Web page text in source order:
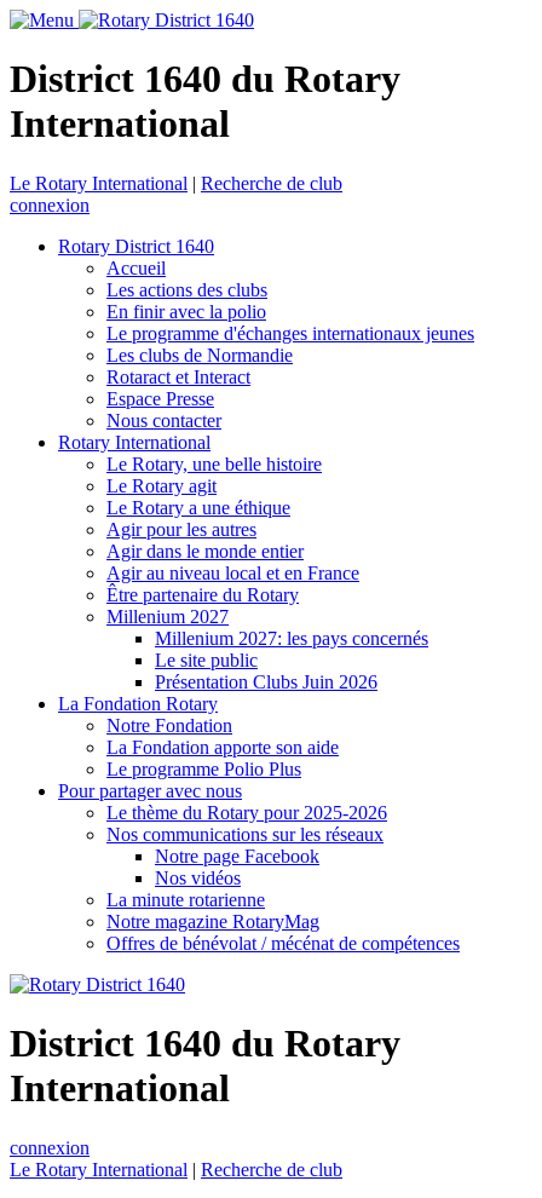
District 1640 du Rotary
International
Le Rotary International | Recherche de club
connexion
Rotary District 1640
Accueil
Les actions des clubs
En finir avec la polio
Le programme d'échanges internationaux jeunes
Les clubs de Normandie
Rotaract et Interact
Espace Presse
Nous contacter
Rotary International
Le Rotary, une belle histoire
Le Rotary agit
Le Rotary a une éthique
Agir pour les autres
Agir dans le monde entier
Agir au niveau local et en France
Être partenaire du Rotary
Millenium 2027
Millenium 2027: les pays concernés
Le site public
Présentation Clubs Juin 2026
La Fondation Rotary
Notre Fondation
La Fondation apporte son aide
Le programme Polio Plus
Pour partager avec nous
Le thème du Rotary pour 2025-2026
Nos communications sur les réseaux
Notre page Facebook
Nos vidéos
La minute rotarienne
Notre magazine RotaryMag
Offres de bénévolat / mécénat de compétences
District 1640 du Rotary
International
connexion
Le Rotary International | Recherche de club